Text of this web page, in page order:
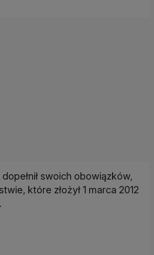
swoich obowiązków,
które złożył 1 marca 2012